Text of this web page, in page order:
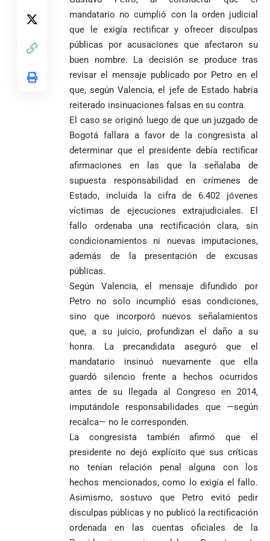
mandatario no cumplió con la orden judicial
que le exigía rectificar y ofrecer disculpas
públicas por acusaciones que afectaron su
buen nombre. La decisión se produce tras
revisar el mensaje publicado por Petro en el
que, según Valencia, el jefe de Estado habría
reiterado insinuaciones falsas en su contra.
El caso se originó luego de que un juzgado de
Bogotá fallara a favor de la congresista al
determinar que el presidente debía rectificar
afirmaciones en las que la señalaba de
supuesta responsabilidad en crímenes de
Estado, incluida la cifra de 6.402 jóvenes
víctimas de ejecuciones extrajudiciales. El
fallo ordenaba una rectificación clara, sin
condicionamientos ni nuevas imputaciones,
además de la presentación de excusas
públicas.
Según Valencia, el mensaje difundido por
Petro no solo incumplió esas condiciones,
sino que incorporó nuevos señalamientos
que, a su juicio, profundizan el daño a su
honra. La precandidata aseguró que el
mandatario insinuó nuevamente que ella
guardó silencio frente a hechos ocurridos
antes de su llegada al Congreso en 2014,
imputándole responsabilidades que —según
recalca— no le corresponden.
La congresista también afirmó que el
presidente no dejó explícito que sus críticas
no tenían relación penal alguna con los
hechos mencionados, como lo exigía el fallo.
Asimismo, sostuvo que Petro evitó pedir
disculpas públicas y no publicó la rectificación
ordenada en las cuentas oficiales de la
Tribunal de
Antioquia
niega pérdida
de investidura
a concejales
de Medellín
Andrés
«Gury»
Rodríguez y
Damián Pérez
Federico
Gutiérrez
envía
documentos
al FBI, DEA y
contra la ‘paz
total’ por
beneficios a
criminales
tomadas en
templo de Guarne y
ordena acto de
desagravio
Falleció el padre
Humberto de
Jesús Hincapié
Álzate, reconocido
sacerdote de la
Diócesis de
Girardota, Párroco
de Yolombo
Abelardo de la
Espriella es
elegido
presidente de
Colombia tras
una histórica y
reñida
segunda
vuelta
Uribe
arremete
contra Petro y
lo
responsabiliza
por la crisis de
la salud en
Colombia
Japón rescata
un empate
agónico ante
Países Bajos
en un vibrante
duelo
mundialista
tuvo piedad:
goleó 7-1 a un
valiente
Curazao en su
abandonarse
LA POLICRISIS
COMO HERENCIA
Cardenal Rueda
pide desarmar el
corazón para
construir juntos
una Colombia
reconciliada
Diócesis de
Sonsón-Rionegro
rechaza fotos
tomadas en
templo de Guarne y
ordena acto de
desagravio